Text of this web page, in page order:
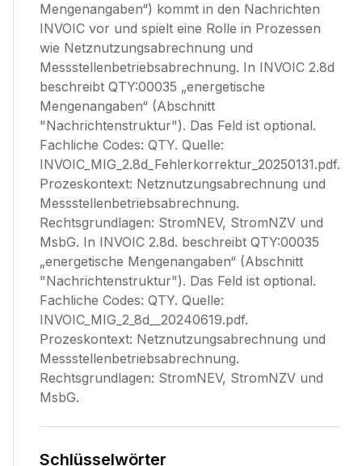
Mengenangaben“) kommt in den Nachrichten
INVOIC vor und spielt eine Rolle in Prozessen
wie Netznutzungsabrechnung und
Messstellenbetriebsabrechnung. In INVOIC 2.8d
beschreibt QTY:00035 „energetische
Mengenangaben“ (Abschnitt
"Nachrichtenstruktur"). Das Feld ist optional.
Fachliche Codes: QTY. Quelle:
INVOIC_MIG_2.8d_Fehlerkorrektur_20250131.pdf.
Prozeskontext: Netznutzungsabrechnung und
Messstellenbetriebsabrechnung.
Rechtsgrundlagen: StromNEV, StromNZV und
MsbG. In INVOIC 2.8d. beschreibt QTY:00035
„energetische Mengenangaben“ (Abschnitt
"Nachrichtenstruktur"). Das Feld ist optional.
Fachliche Codes: QTY. Quelle:
INVOIC_MIG_2_8d__20240619.pdf.
Prozeskontext: Netznutzungsabrechnung und
Messstellenbetriebsabrechnung.
Rechtsgrundlagen: StromNEV, StromNZV und
MsbG.
Schlüsselwörter